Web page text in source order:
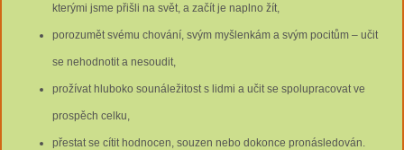
kterými jsme přišli na svět, a začít je naplno žít,
porozumět svému chování, svým myšlenkám a svým pocitům – učit
se nehodnotit a nesoudit,
prožívat hluboko sounáležitost s lidmi a učit se spolupracovat ve
prospěch celku,
přestat se cítit hodnocen, souzen nebo dokonce pronásledován.